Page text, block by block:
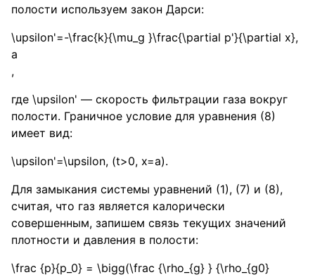
полости используем закон Дарси:
\upsilon'=-\frac{k}{\mu_g }\frac{\partial p'}{\partial x},
a
,
где \upsilon' — скорость фильтрации газа вокруг
полости. Граничное условие для уравнения (8)
имеет вид:
\upsilon'=\upsilon, (t>0, x=a).
Для замыкания системы уравнений (1), (7) и (8),
считая, что газ является калорически
совершенным, запишем связь текущих значений
плотности и давления в полости:
\frac {p}{p_0} = \bigg(\frac {\rho_{g} } {\rho_{g0}